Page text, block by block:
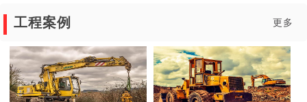
工程案例 更多